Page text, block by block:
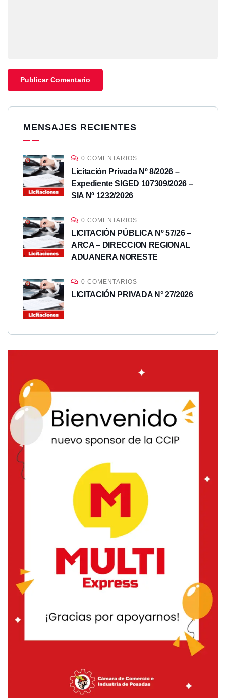
MENSAJES RECIENTES
0 COMENTARIOS
Licitación Privada Nº 8/2026 –
Expediente SIGED 107309/2026 –
SIA Nº 1232/2026
0 COMENTARIOS
LICITACIÓN PÚBLICA Nº 57/26 –
ARCA – DIRECCION REGIONAL
ADUANERA NORESTE
0 COMENTARIOS
LICITACIÓN PRIVADA N° 27/2026